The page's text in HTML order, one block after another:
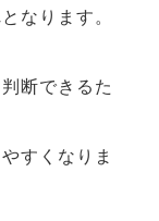
なります。
断できるた
すくなりま